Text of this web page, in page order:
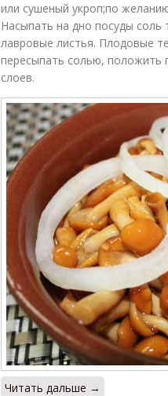
или сушеный укроп;по
Насыпать на дно посуды
лавровые листья. Плодовые
пересыпать солью, положить
слоев.
Читать дальше →